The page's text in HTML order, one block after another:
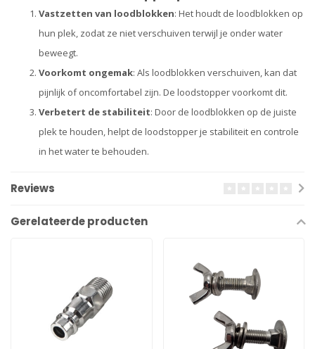
Vastzetten van loodblokken: Het houdt de loodblokken op
hun plek, zodat ze niet verschuiven terwijl je onder water
beweegt.
Voorkomt ongemak: Als loodblokken verschuiven, kan dat
pijnlijk of oncomfortabel zijn. De loodstopper voorkomt dit.
Verbetert de stabiliteit: Door de loodblokken op de juiste
plek te houden, helpt de loodstopper je stabiliteit en controle
in het water te behouden.
Reviews
Gerelateerde producten